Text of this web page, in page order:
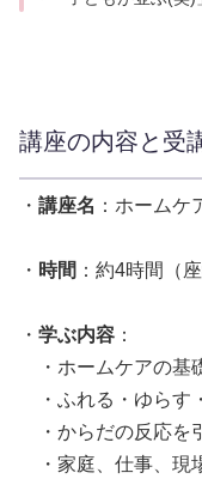
講座の内容と受
・ 講座名 ：ホームケ
・ 時間 ：約4時間（
・ 学ぶ内容 ：
・ホームケアの基
・ふれる・ゆらす
・からだの反応を
・家庭、仕事、現